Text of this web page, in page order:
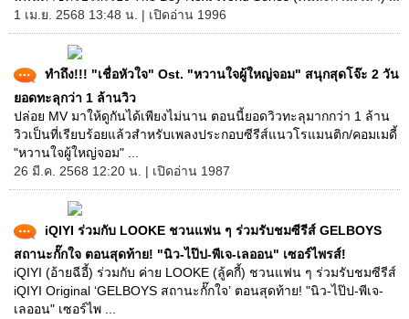
1 เม.ย. 2568 13:48 น. | เปิดอ่าน 1996
ทำถึง!!! "เชื่อหัวใจ" Ost. "หวานใจผู้ใหญ่จอม" สนุกสุดโจ๊ะ 2 วัน
ยอดทะลุกว่า 1 ล้านวิว
ปล่อย MV มาให้ดูกันได้เพียงไม่นาน ตอนนี้ยอดวิวทะลุมากกว่า 1 ล้าน
วิวเป็นที่เรียบร้อยแล้วสำหรับเพลงประกอบซีรีส์แนวโรแมนติก/คอมเมดี้
"หวานใจผู้ใหญ่จอม" ...
26 มี.ค. 2568 12:20 น. | เปิดอ่าน 1987
iQIYI ร่วมกับ LOOKE ชวนแฟน ๆ ร่วมรับชมซีรีส์ GELBOYS
สถานะกั๊กใจ ตอนสุดท้าย! "นิว-ไป๊ป-พีเจ-เลออน" เซอร์ไพรส์!
iQIYI (อ้ายฉีอี้) ร่วมกับ ค่าย LOOKE (ลู้คกี้) ชวนแฟน ๆ ร่วมรับชมซีรีส์
iQIYI Original ‘GELBOYS สถานะกั๊กใจ’ ตอนสุดท้าย! "นิว-ไป๊ป-พีเจ-
เลออน" เซอร์ไพ ...